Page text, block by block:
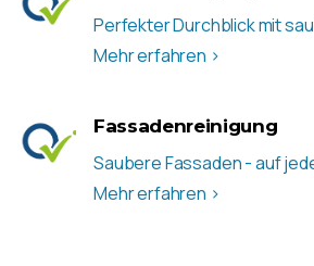
Perfekter Durchblick mit
Mehr erfahren >
Fassadenreinigung
Saubere Fassaden - auf
Mehr erfahren >